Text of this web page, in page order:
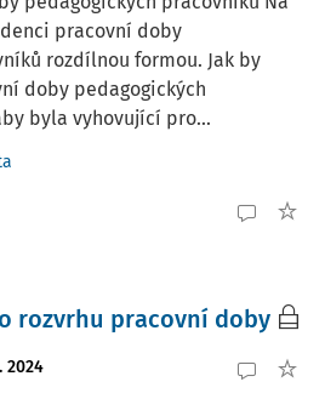
pracovní doby
rozdílnou formou. Jak by
doby pedagogických
byla vyhovující pro...
rozvrhu pracovní doby
2024